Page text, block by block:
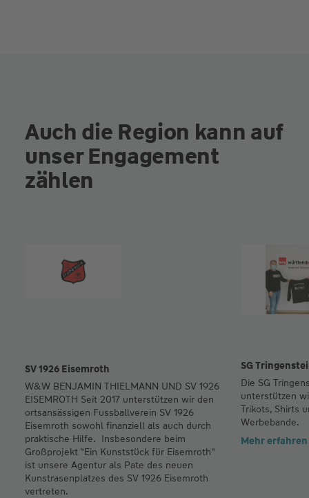
Auch die Region kann auf
unser Engagement
zählen
SV 1926 Eisemroth
W&W BENJAMIN THIELMANN UND SV 1926
EISEMROTH Seit 2017 unterstützen wir den
ortsansässigen Fussballverein SV 1926
Eisemroth sowohl finanziell als auch durch
praktische Hilfe. Insbesondere beim
Großprojekt "Ein Kunststück für Eisemroth"
ist unsere Agentur als Pate des neuen
Kunstrasenplatzes des SV 1926 Eisemroth
vertreten.
SG
Die SG
unterstützen
Trikots, Shirts
Werbebande.
Mehr erfahren